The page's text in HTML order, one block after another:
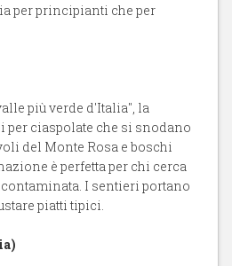
per principianti che per
più verde d'Italia", la
per ciaspolate che si snodano
del Monte Rosa e boschi
è perfetta per chi cerca
I sentieri portano
piatti tipici.